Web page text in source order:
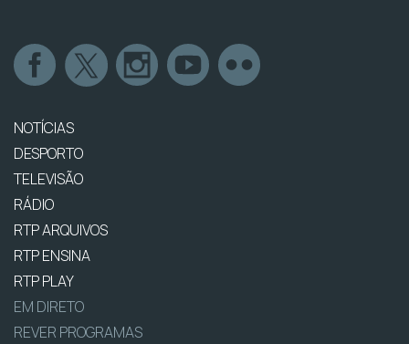
NOTÍCIAS
DESPORTO
TELEVISÃO
RÁDIO
RTP ARQUIVOS
RTP ENSINA
RTP PLAY
EM DIRETO
REVER PROGRAMAS